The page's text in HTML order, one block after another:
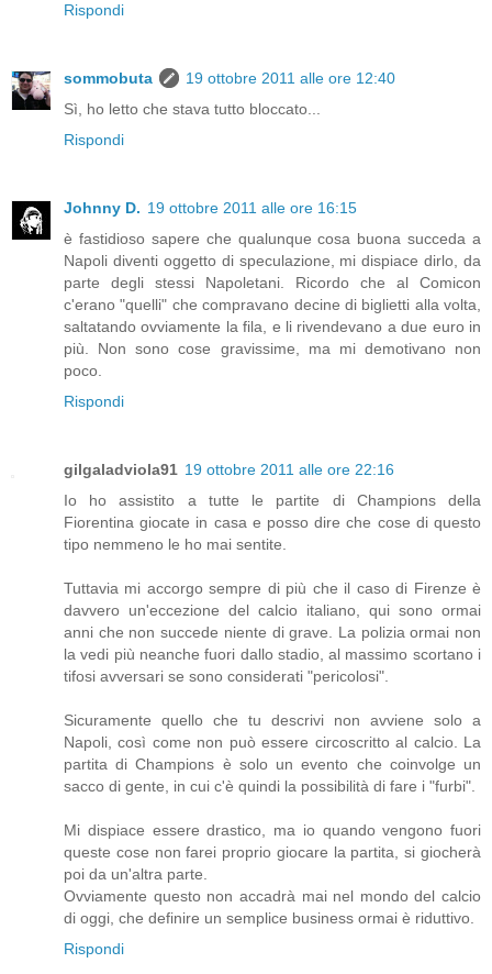
Rispondi
sommobuta
19 ottobre 2011 alle ore 12:40
Sì, ho letto che stava tutto bloccato...
Rispondi
Johnny D. 19 ottobre 2011 alle ore 16:15
è fastidioso sapere che qualunque cosa buona succeda a
Napoli diventi oggetto di speculazione, mi dispiace dirlo, da
parte degli stessi Napoletani. Ricordo che al Comicon
c'erano "quelli" che compravano decine di biglietti alla volta,
saltatando ovviamente la fila, e li rivendevano a due euro in
più. Non sono cose gravissime, ma mi demotivano non
poco.
Rispondi
gilgaladviola91 19 ottobre 2011 alle ore 22:16
Io ho assistito a tutte le partite di Champions della
Fiorentina giocate in casa e posso dire che cose di questo
tipo nemmeno le ho mai sentite.
Tuttavia mi accorgo sempre di più che il caso di Firenze è
davvero un'eccezione del calcio italiano, qui sono ormai
anni che non succede niente di grave. La polizia ormai non
la vedi più neanche fuori dallo stadio, al massimo scortano i
tifosi avversari se sono considerati "pericolosi".
Sicuramente quello che tu descrivi non avviene solo a
Napoli, così come non può essere circoscritto al calcio. La
partita di Champions è solo un evento che coinvolge un
sacco di gente, in cui c'è quindi la possibilità di fare i "furbi".
Mi dispiace essere drastico, ma io quando vengono fuori
queste cose non farei proprio giocare la partita, si giocherà
poi da un'altra parte.
Ovviamente questo non accadrà mai nel mondo del calcio
di oggi, che definire un semplice business ormai è riduttivo.
Rispondi